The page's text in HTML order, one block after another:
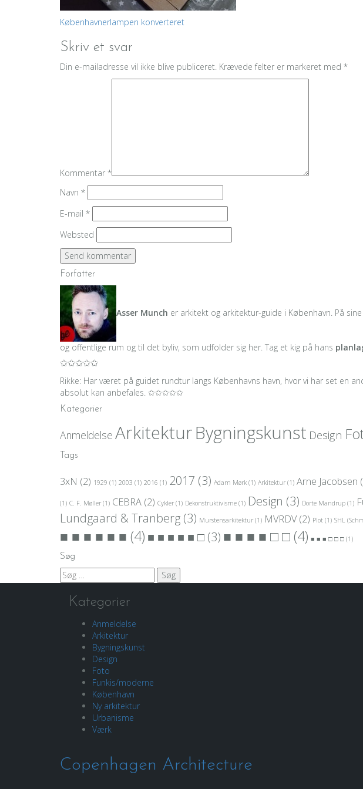
Indlægsnavigation
Københavnerlampen konverteret
Skriv et svar
Din e-mailadresse vil ikke blive publiceret. Krævede felter er markeret med *
Kommentar *
Navn *
E-mail *
Websted
Forfatter
Asser Munch er arkitekt og arkitektur-guide i København. På
og offentlige rum og til det byliv, som udfolder sig her. Tag et kig på hans
✩✩✩✩✩
Rikke: Har været på guidet rundtur langs Københavns havn, hvor vi har set
absolut kan anbefales. ✩✩✩✩✩
Kategorier
Anmeldelse ArkitekturBygningskunst Design
Tags
3xN (2) 1929 (1) 2003 (1) 2016 (1) 2017 (3) Adam Mørk(1) Arkitektur (1) Arne Jacobsen
(1) C. F. Møller (1) CEBRA (2) Cykler (1) Dekonstruktivisme (1) Design (3) Dorte Mandrup (1)
Lundgaard & Tranberg (3) Murstensarkitektur (1) MVRDV(2) Plot (1) SHL
■ ■ ■ ■ ■ ■ (4) ■ ■ ■ ■ ■ □ (3) ■ ■ ■ ■ □ □(4) ■ ■ ■ □ □ □ (1)
Søg
Søg
efter:
Kategorier
Anmeldelse
Arkitektur
Bygningskunst
Design
Foto
Funkis/moderne
København
Ny arkitektur
Urbanisme
Værk
Copenhagen Architecture